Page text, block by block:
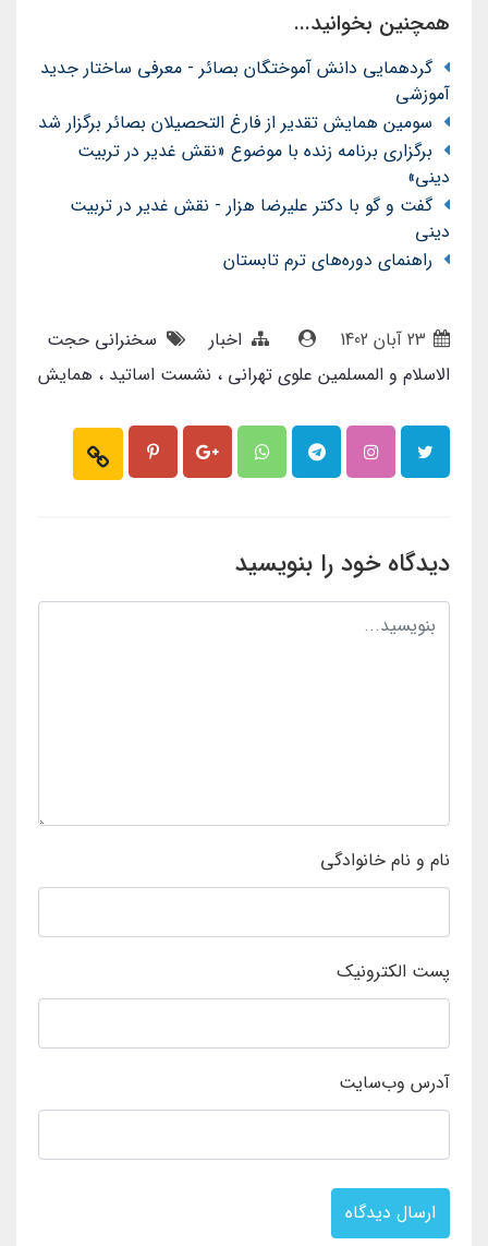
همچنین بخوانید...
گردهمایی دانش آموختگان بصائر - معرفی ساختار جدید
آموزشی
سومین همایش تقدیر از فارغ التحصیلان بصائر برگزار شد
برگزاری برنامه زنده با موضوع «نقش غدیر در تربیت
دینی»
گفت و گو با دکتر علیرضا هزار - نقش غدیر در تربیت
دینی
راهنمای دوره‌های ترم تابستان
اخبار
سخنرانی حجت
الاسلام و المسلمین علوی تهرانی
نشست اساتید همایش
دیدگاه خود را بنویسید
نام و نام خانوادگی
پست الکترونیک
آدرس وب‌سایت
ارسال دیدگاه